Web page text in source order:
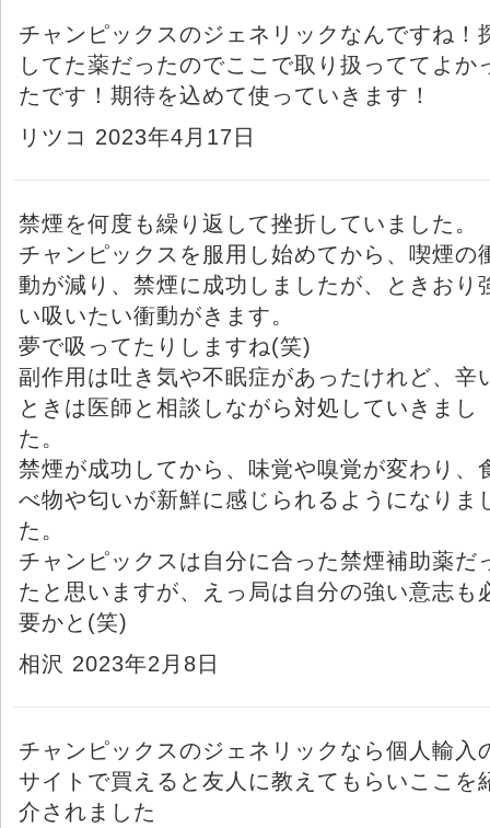
チャンピックスのジェネリックなんですね！
してた薬だったのでここで取り扱っててよか
たです！期待を込めて使っていきます！
リツコ 2023年4月17日
禁煙を何度も繰り返して挫折していました。
チャンピックスを服用し始めてから、喫煙の
動が減り、禁煙に成功しましたが、ときおり
い吸いたい衝動がきます。
夢で吸ってたりしますね(笑)
副作用は吐き気や不眠症があったけれど、辛
ときは医師と相談しながら対処していきまし
た。
禁煙が成功してから、味覚や嗅覚が変わり、
べ物や匂いが新鮮に感じられるようになりま
た。
チャンピックスは自分に合った禁煙補助薬だ
たと思いますが、えっ局は自分の強い意志も
要かと(笑)
相沢 2023年2月8日
チャンピックスのジェネリックなら個人輸入
サイトで買えると友人に教えてもらいここを
介されました